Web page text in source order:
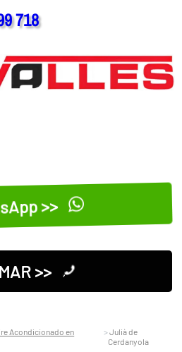
718
>>
>>
Acondicionado en
Julià de
Cerdanyola